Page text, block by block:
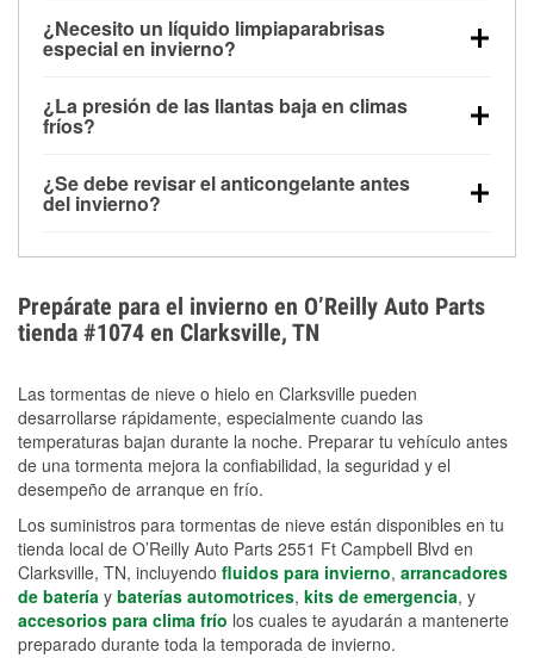
debajo de los 32 °F y puede perder hasta la mitad de
su potencia de arranque cerca de los 0 °F, lo que
arranque.
¿Necesito un líquido limpiaparabrisas
especial en invierno?
la congelación y ayuda a disolver la sal y la nieve
derretida en la carretera para mejorar la visibilidad.
¿La presión de las llantas baja en climas
fríos?
alrededor de 1 PSI por cada 10 °F que baja la
temperatura. Puedes obtener más información sobre
¿Se debe revisar el anticongelante antes
del invierno?
el sobrecalentamiento en condiciones de frío
extremo. Aprende cómo comprobar la protección
anticongelante en nuestra sección How-To.
Prepárate para el invierno en O’Reilly Auto Parts
tienda #1074 en Clarksville, TN
Las tormentas de nieve o hielo en Clarksville pueden
desarrollarse rápidamente, especialmente cuando las
temperaturas bajan durante la noche. Preparar tu vehículo antes
de una tormenta mejora la confiabilidad, la seguridad y el
desempeño de arranque en frío.
Los suministros para tormentas de nieve están disponibles en tu
tienda local de O’Reilly Auto Parts 2551 Ft Campbell Blvd en
Clarksville, TN, incluyendo fluidos para invierno, arrancadores
de batería y baterías automotrices, kits de emergencia, y
accesorios para clima frío los cuales te ayudarán a mantenerte
preparado durante toda la temporada de invierno.